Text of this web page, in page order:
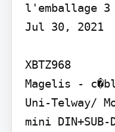
l'emballage 3
Jul 30, 2021
XBTZ968
Magelis -
Uni-Telway/
mini DIN+SUB-